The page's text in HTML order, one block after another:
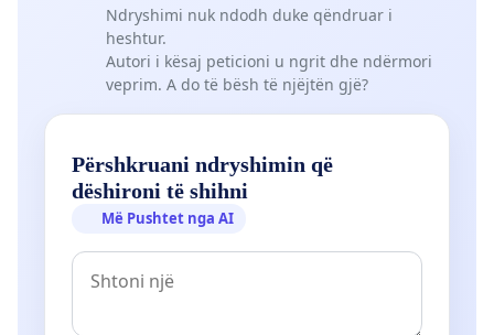
Ndryshimi nuk ndodh duke qëndruar i
heshtur.
Autori i kësaj peticioni u ngrit dhe ndërmori
veprim. A do të bësh të njëjtën gjë?
Përshkruani ndryshimin që
dëshironi të shihni
Më Pushtet nga AI